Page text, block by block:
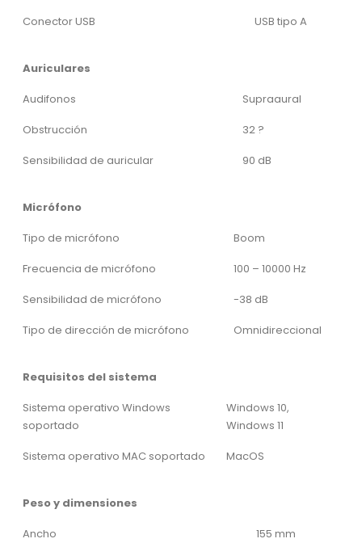
Conector USB USB tipo A
Auriculares
Audifonos
Supraaural
Obstrucción
32 ?
Sensibilidad de auricular
90 dB
Micrófono
Tipo de micrófono
Boom
Frecuencia de micrófono
100 – 10000 Hz
Sensibilidad de micrófono
-38 dB
Tipo de dirección de micrófono
Omnidireccional
Requisitos del sistema
Sistema operativo Windows
soportado
Windows 10,
Windows 11
Sistema operativo MAC soportado
MacOS
Peso y dimensiones
Ancho
155 mm